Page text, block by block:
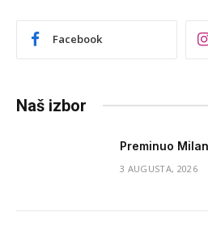
Facebook
Naš izbor
Preminuo
3 AUGUSTA, 2026